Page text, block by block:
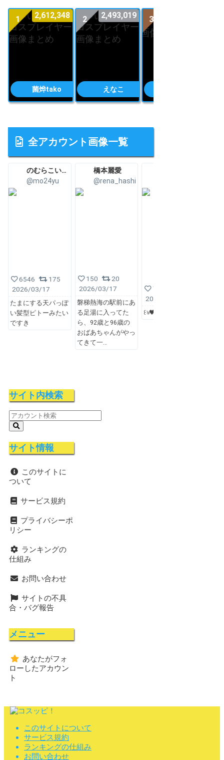
菌烨tako
1 2,612,348
えなこ
2 2,493,019 3
全アカウント画像一覧
のむらこいち☹️♻️
@mo24yu
6546
175
2026/03/17
たまにする天パっぽ
い髪型ピトーみたい
ですき
橋本麗愛
@rena_hashi
150
20
2026/03/17
磐梯熱海の駅前にあ
る足湯に入ってた
ら、92歳と96歳の
おばあちゃんがやっ
てきて一
791
2026/03/17
꒰ঌ🖤໒꒱
サイト内検索
サイト情報
このサイトに
ついて
サービス規約
プライバシーポ
リシー
ランキングの
仕組み
お問い合わせ
サイトの不具
合・バグ報告
メニュー
あなたがフォ
ローしたアカウン
ト
このサイトについて
サービス規約
ランキングの仕組み
お問い合わせ